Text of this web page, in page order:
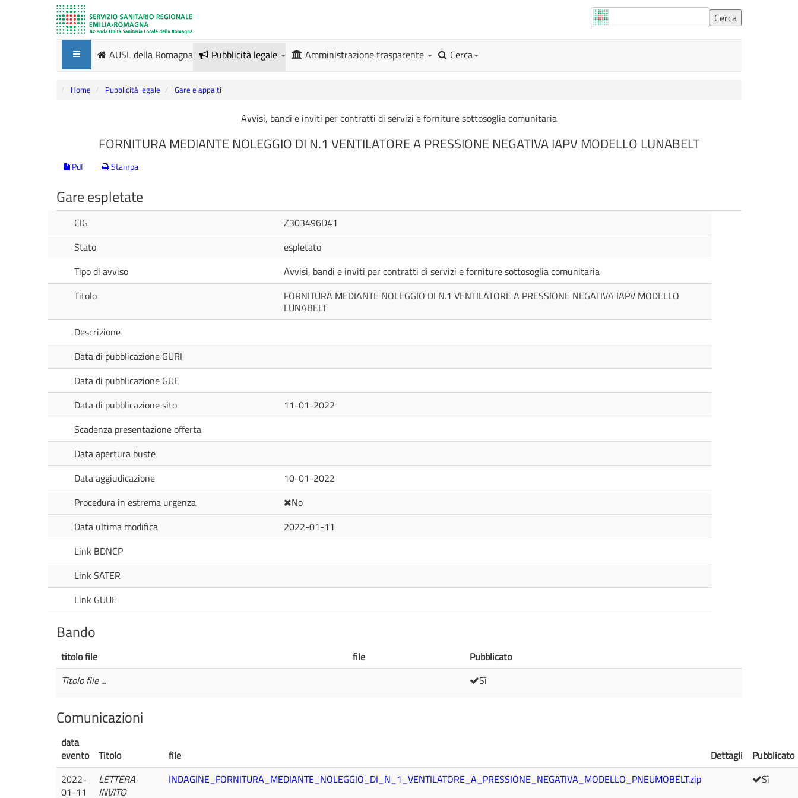
AUSL della Romagna Pubblicità legale Amministrazione trasparente Cerca
Home Pubblicità legale Gare e appalti
Avvisi, bandi e inviti per contratti di servizi e forniture sottosoglia comunitaria
FORNITURA MEDIANTE NOLEGGIO DI N.1 VENTILATORE A PRESSIONE NEGATIVA IAPV MODELLO LUNABELT
Pdf Stampa
Gare espletate
CIG
Z303496D41
Stato
espletato
Tipo di avviso
Avvisi, bandi e inviti per contratti di servizi e forniture sottosoglia comunitaria
Titolo
FORNITURA MEDIANTE NOLEGGIO DI N.1 VENTILATORE A PRESSIONE NEGATIVA IAPV MODELLO
LUNABELT
Descrizione
Data di pubblicazione GURI
Data di pubblicazione GUE
Data di pubblicazione sito
11-01-2022
Scadenza presentazione offerta
Data apertura buste
Data aggiudicazione
10-01-2022
Procedura in estrema urgenza
No
Data ultima modifica
2022-01-11
Link BDNCP
Link SATER
Link GUUE
Bando
titolo file file
Pubblicato
Titolo file ...
Sì
Comunicazioni
data
evento
Titolo file Dettagli
Pubblicato
2022-
01-11
LETTERA
INVITO
INDAGINE_FORNITURA_MEDIANTE_NOLEGGIO_DI_N_1_VENTILATORE_A_PRESSIONE_NEGATIVA_MODELLO_PNEUMOBELT.zip Sì